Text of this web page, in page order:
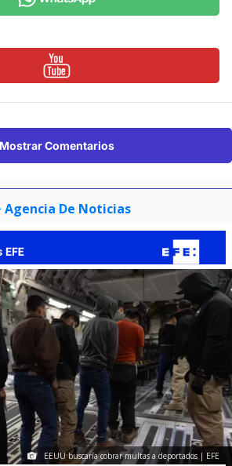
Mostrar Comentarios
Agencia De Noticias
EEUU buscaría cobrar multas a deportados | EFE